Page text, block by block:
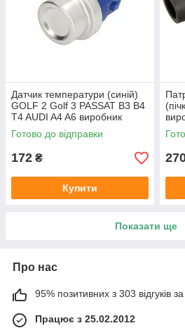
Датчик температури (синій)
GOLF 2 Golf 3 PASSAT B3 B4
T4 AUDI A4 A6 виробник
Topran Німеччина
Готово до відправки
172 ₴
Купити
Показати ще
Про нас
95% позитивних з 303 відгуків за
Працює з 25.02.2012